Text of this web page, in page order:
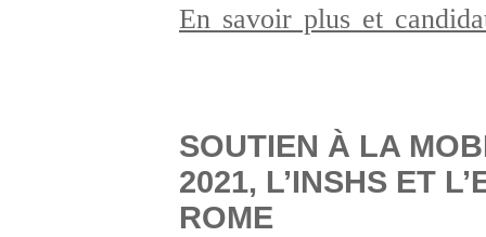
En savoir plus et
SOUTIEN À LA
2021, L’INSHS ET
ROME